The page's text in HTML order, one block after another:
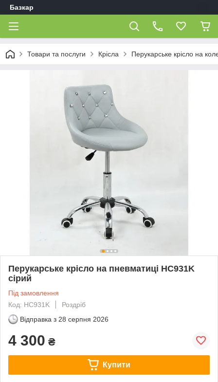
Базкар
Товари та послуги Крісла Перукарське крісло на
Перукарське крісло на пневматиці HC931K
сірий
Під замовлення
Код: HC931K
Роздріб
Відправка з 28 серпня 2026
4 300 ₴
Купити